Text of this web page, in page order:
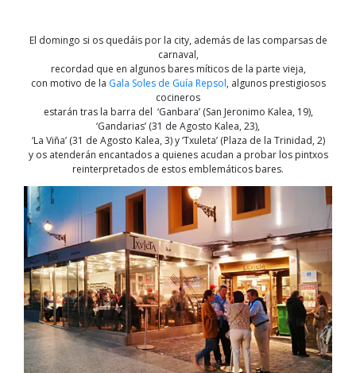
El domingo si os quedáis por la city, además de las comparsas de
carnaval,
recordad que en algunos bares míticos de la parte vieja,
con motivo de la Gala Soles de Guía Repsol, algunos prestigiosos
cocineros
estarán tras la barra del ‘Ganbara’ (San Jeronimo Kalea, 19),
‘Gandarias’ (31 de Agosto Kalea, 23),
‘La Viña’ (31 de Agosto Kalea, 3) y ‘Txuleta’ (Plaza de la Trinidad, 2)
y os atenderán encantados a quienes acudan a probar los pintxos
reinterpretados de estos emblemáticos bares.